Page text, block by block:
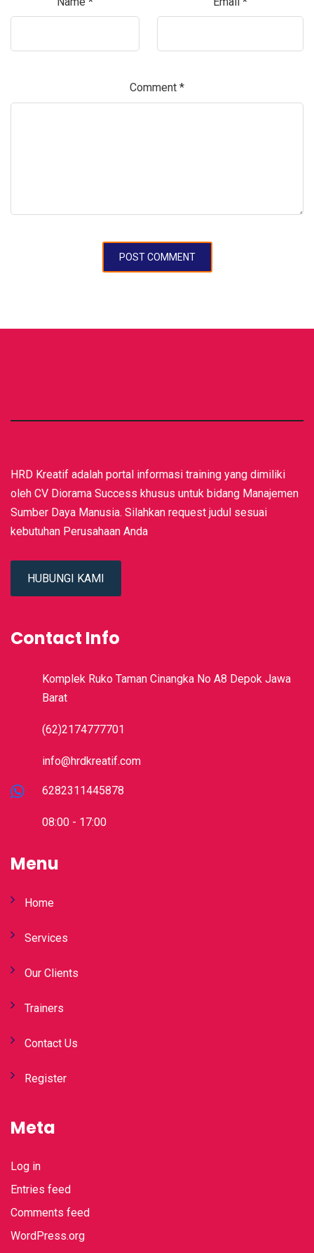
Comment *
HRD Kreatif adalah portal informasi training yang dimiliki
oleh CV Diorama Success khusus untuk bidang Manajemen
Sumber Daya Manusia. Silahkan request judul sesuai
kebutuhan Perusahaan Anda
HUBUNGI KAMI
Contact Info
Komplek Ruko Taman Cinangka No A8 Depok Jawa
Barat
(62)2174777701
info@hrdkreatif.com
6282311445878
08:00 - 17:00
Menu
Home
Services
Our Clients
Trainers
Contact Us
Register
Meta
Log in
Entries feed
Comments feed
WordPress.org